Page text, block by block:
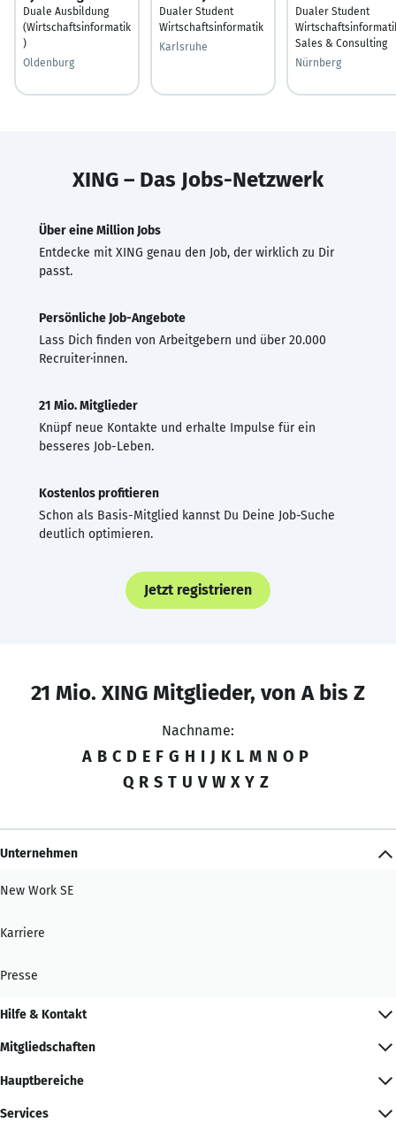
Duale Ausbildung
(Wirtschaftsinformatik
)
Oldenburg
Dualer Student
Wirtschaftsinformatik
Karlsruhe
Dualer Student
Sales & Consulting
Nürnberg
XING – Das Jobs-Netzwerk
Über eine Million Jobs
Entdecke mit XING genau den Job, der wirklich zu Dir
passt.
Persönliche Job-Angebote
Lass Dich finden von Arbeitgebern und über 20.000
Recruiter·innen.
21 Mio. Mitglieder
Knüpf neue Kontakte und erhalte Impulse für ein
besseres Job-Leben.
Kostenlos profitieren
Schon als Basis-Mitglied kannst Du Deine Job-Suche
deutlich optimieren.
Jetzt registrieren
21 Mio. XING Mitglieder, von A bis Z
Nachname:
A B C D E F G H I J K L M N O P
Q R S T U V W X Y Z
Unternehmen
New Work SE
Karriere
Presse
Hilfe & Kontakt
Mitgliedschaften
Hauptbereiche
Services